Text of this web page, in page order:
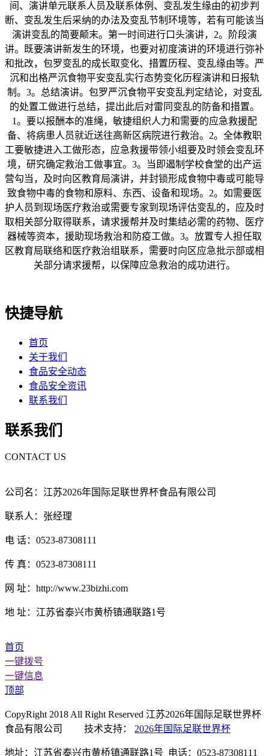
间、演讲单元联系人员及联系体例、变乱发生缘由的初步判
断、变乱发生后采纳的办法及变乱节制环境等，若有可能该当
演讲变乱的简要颠末。第一时间进行口头演讲，2。阶段演
讲。既要演讲新发生的环境，也要对初度演讲的环境进行弥补
和批改，包罗变乱的成长取变化、措置历程、变乱缘由等。严
沉和出格严沉食物平安变乱实行态势变化历程演讲和日报轨
制。3。总结演讲。包罗严沉食物平安变乱判定结论，对变乱
的处置工做进行总结，提出此后对雷同变乱的防备和措置。
1。要以报酬本的准绳，敏捷组织人力和需要的应急救援配
备、将病患人员就近送往高新区病院进行救治。2。全体教职
工要敏捷进入工做形态，应急救援带领小组要及时领会变乱环
境，研究确定救治工做事宜。3。当即遏制学校食堂的出产运
营勾当，及时向区教育局演讲，并封锁形成食物中毒或可能导
致食物中毒的食物和原料、东西、设备和现场。2。如需要医
护人员到现场医疗救治或需要专家到现场评估变乱的，应及时
取相关部分取得联系，请求援帮并及时集结必需的药物、医疗
器械等资本，援助现场救治和防疫工做。3。放置专人担任取
区教育局联络和医疗救治组联系，需要时向区应急批示部或相
关部分请求援帮，以保障应急救治的成功进行。
快捷导航
首页
关于我们
食品安全动态
食品安全资讯
联系我们
联系我们
CONTACT US
公司名：江苏2026年国际足联世界杯食品有限公司
联系人：张经理
电 话：0523-87308111
传 真：0523-87308111
网 址：http://www.23bizhi.com
地 址：江苏省泰兴市黄桥镇通联路1号
首页
一键拨号
一键信息
顶部
CopyRight 2018 All Right Reserved 江苏2026年国际足联世界杯
食品有限公司 技术支持： 2026年国际足联世界杯
地址：江苏省泰兴市黄桥镇通联路1号 电话：0523-87308111